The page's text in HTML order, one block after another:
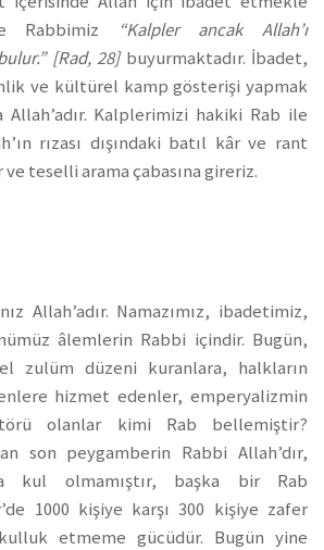
Rabbimiz “Kalpler ancak Allah’ı
[Rad, 28]buyurmaktadır. İbadet,
ve kültürel kamp gösterişi yapmak
Allah’adır. Kalplerimizi hakiki Rab ile
rızası dışındaki batıl kâr ve rant
teselli arama çabasına gireriz.
Allah’adır. Namazımız, ibadetimiz,
âlemlerin Rabbi içindir. Bugün,
zulüm düzeni kuranlara, halkların
hizmet edenler, emperyalizmin
olanlar kimi Rab bellemiştir?
son peygamberin Rabbi Allah’dır,
kul olmamıştır, başka bir Rab
1000 kişiye karşı 300 kişiye zafer
etmeme gücüdür. Bugün yine